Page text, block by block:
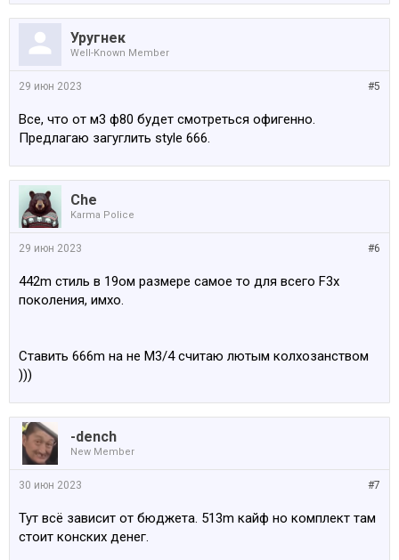
Уругнек
Well-Known Member
#5
29 июн 2023
Все, что от м3 ф80 будет смотреться офигенно.
Предлагаю загуглить style 666.
Che
Karma Police
#6
29 июн 2023
442m стиль в 19ом размере самое то для всего F3x
поколения, имхо.
Ставить 666m на не М3/4 считаю лютым колхозанством
)))
-dench
New Member
#7
30 июн 2023
Тут всё зависит от бюджета. 513m кайф но комплект там
стоит конских денег.